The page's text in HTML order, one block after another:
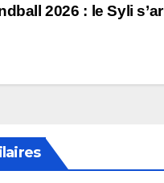
2026 : le Syli